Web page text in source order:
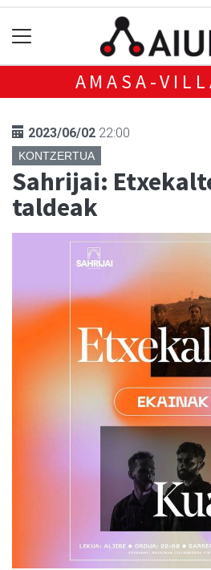
AMASA-
2023/06/02 22:00
KONTZERTUA
Sahrijai:
taldeak